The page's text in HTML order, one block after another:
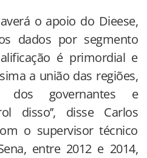
o apoio do Dieese,
dados por segmento
é primordial e
a união das regiões,
dos governantes e
disso’’, disse Carlos
o supervisor técnico
entre 2012 e 2014,